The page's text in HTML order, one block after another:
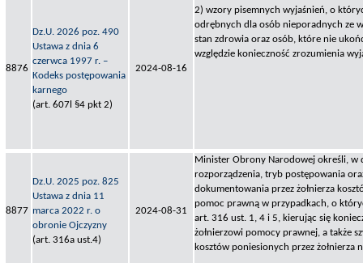
8876
Dz.U. 2026 poz. 490
Ustawa z dnia 6
czerwca 1997 r. –
Kodeks postępowania
karnego
(art. 607l §4 pkt 2)
2024-08-16
2) wzory pisemnych wyjaśnień, o
odrębnych dla osób nieporadnych ze
stan zdrowia oraz osób, które nie
względzie konieczność zrozumienia
8877
Dz.U. 2025 poz. 825
Ustawa z dnia 11
marca 2022 r. o
obronie Ojczyzny
(art. 316a ust.4)
2024-08-31
Minister Obrony Narodowej określi, w
rozporządzenia, tryb postępowania
dokumentowania przez żołnierza
pomoc prawną w przypadkach, o
art. 316 ust. 1, 4 i 5, kierując się
żołnierzowi pomocy prawnej, a także
kosztów poniesionych przez żołnierza